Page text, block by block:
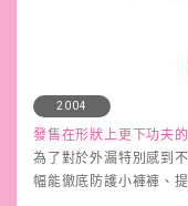
2004
發售在形狀上更下功夫
為了對於外漏特別感到
幅能徹底防護小褲褲、